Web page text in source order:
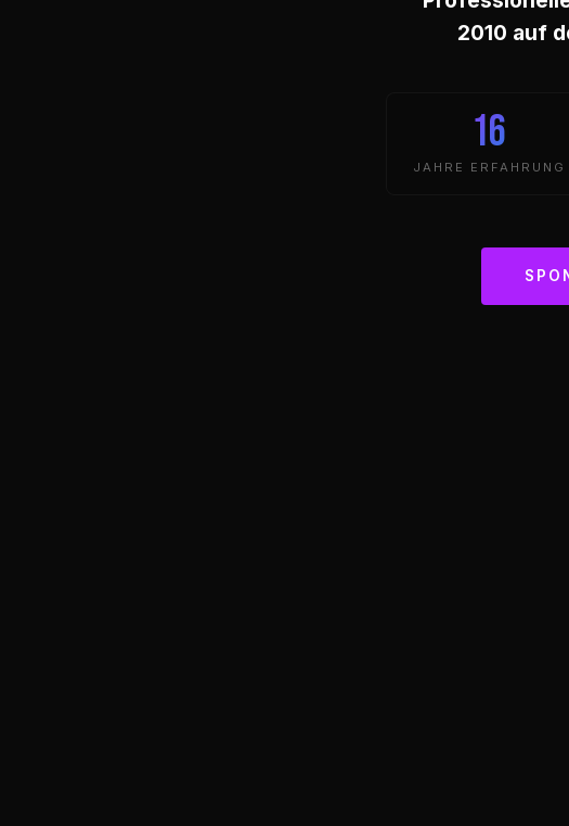
2010 auf
16
JAHRE ERFAHRUNG